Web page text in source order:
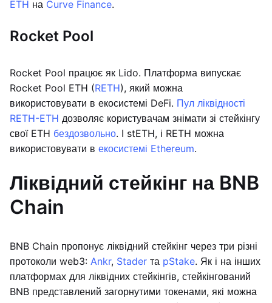
ETH на Curve Finance.
Rocket Pool
Rocket Pool працює як Lido. Платформа випускає
Rocket Pool ETH (RETH), який можна
використовувати в екосистемі DeFi. Пул ліквідності
RETH-ETH дозволяє користувачам знімати зі стейкінгу
свої ETH бездозвольно. І stETH, і RETH можна
використовувати в екосистемі Ethereum.
Ліквідний стейкінг на BNB
Chain
BNB Chain пропонує ліквідний стейкінг через три різні
протоколи web3: Ankr, Stader та pStake. Як і на інших
платформах для ліквідних стейкінгів, стейкінгований
BNB представлений загорнутими токенами, які можна